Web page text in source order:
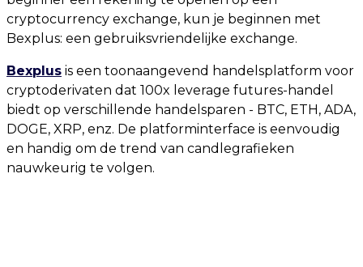
cryptocurrency exchange, kun je beginnen met
Bexplus: een gebruiksvriendelijke exchange.
Bexplus is een toonaangevend handelsplatform voor
cryptoderivaten dat 100x leverage futures-handel
biedt op verschillende handelsparen - BTC, ETH, ADA,
DOGE, XRP, enz. De platforminterface is eenvoudig
en handig om de trend van candlegrafieken
nauwkeurig te volgen.